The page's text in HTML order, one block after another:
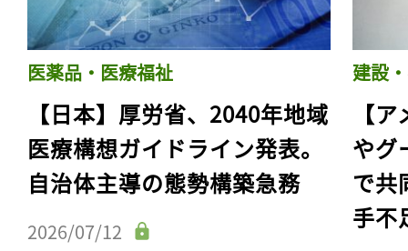
医薬品・医療福祉
【日本】厚労省、2040年地域
医療構想ガイドライン発表。
自治体主導の態勢構築急務
2026/07/12
建設
【
やグ
で共
手不